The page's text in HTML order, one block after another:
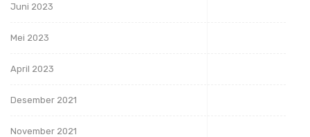
Juni 2023
Mei 2023
April 2023
Desember 2021
November 2021